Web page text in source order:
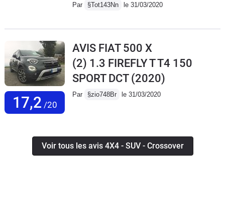
Par §Tot143Nn le 31/03/2020
17,2 /20
AVIS FIAT 500 X
(2) 1.3 FIREFLY T T4 150
SPORT DCT(2020)
Par §zio748Br le 31/03/2020
Voir tous les avis 4X4 - SUV - Crossover